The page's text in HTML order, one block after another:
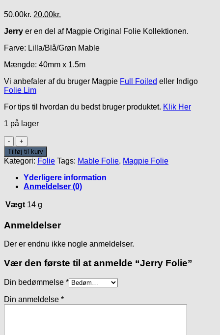
50.00kr. Den
pris
50.00kr..
20.00kr.
pris
20.00kr..
Jerry er en del af Magpie Original Folie Kollektionen.
Farve: Lilla/Blå/Grøn Mable
Mængde: 40mm x 1.5m
Vi anbefaler af du bruger Magpie Full Foiled eller Indigo
Folie Lim
For tips til hvordan du bedst bruger produktet. Klik Her
1 på lager
Jerry
Folie
antal
Tilføj til kurv
Kategori: Folie Tags: Mable Folie, Magpie Folie
Yderligere information
Anmeldelser (0)
Vægt 14 g
Anmeldelser
Der er endnu ikke nogle anmeldelser.
Vær den første til at anmelde “Jerry Folie”
Din bedømmelse *
Din anmeldelse *